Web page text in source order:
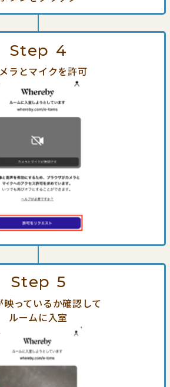
Step 4
ラとマイクを許可
Step 5
映っているか確認して
ルームに入室